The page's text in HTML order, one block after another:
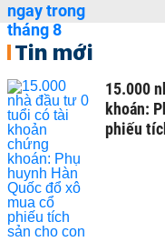
Tin mới
15.000
khoán:
phiếu